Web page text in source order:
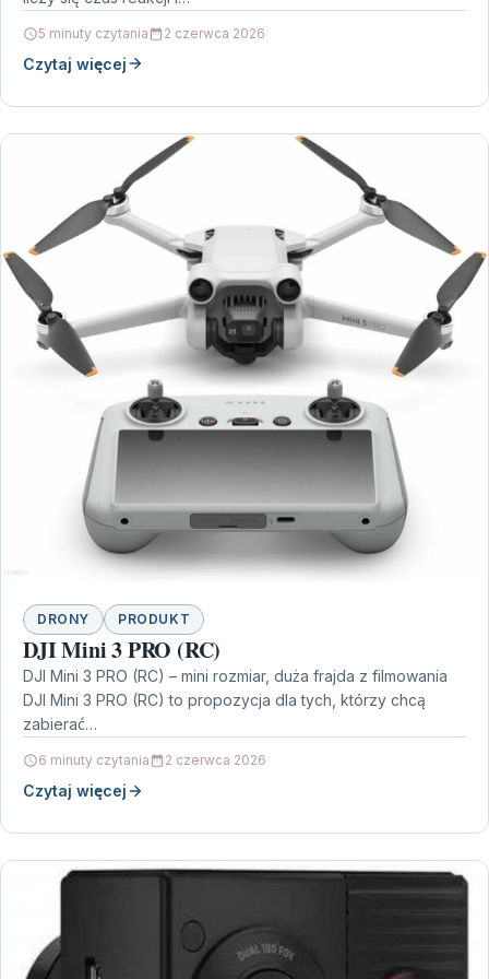
5 minuty czytania 2 czerwca 2026
Czytaj więcej
DRONY PRODUKT
DJI Mini 3 PRO (RC)
DJI Mini 3 PRO (RC) – mini rozmiar, duża frajda z filmowania
DJI Mini 3 PRO (RC) to propozycja dla tych, którzy chcą
zabierać…
6 minuty czytania 2 czerwca 2026
Czytaj więcej